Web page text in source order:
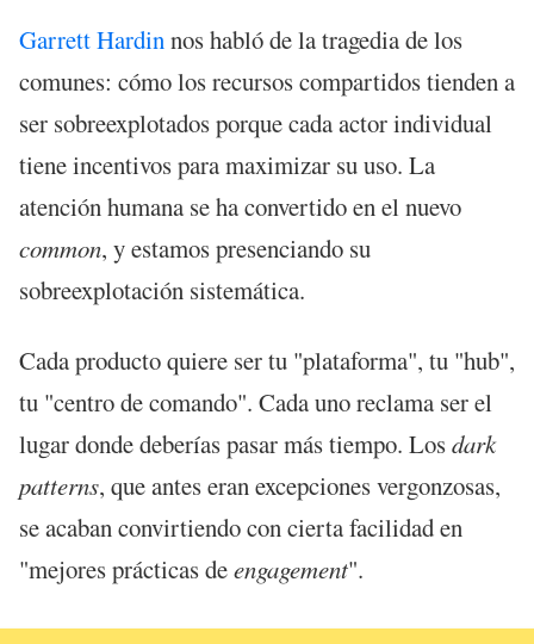
Garrett Hardinnos habló de la tragedia de los
comunes: cómo los recursos compartidos tienden a
ser sobreexplotados porque cada actor individual
tiene incentivos para maximizar su uso. La
atención humana se ha convertido en el nuevo
common, y estamos presenciando su
sobreexplotación sistemática.
Cada producto quiere ser tu "plataforma", tu "hub",
tu "centro de comando". Cada uno reclama ser el
lugar donde deberías pasar más tiempo. Losdark
patterns, que antes eran excepciones vergonzosas,
se acaban convirtiendo con cierta facilidad en
"mejores prácticas deengagement".